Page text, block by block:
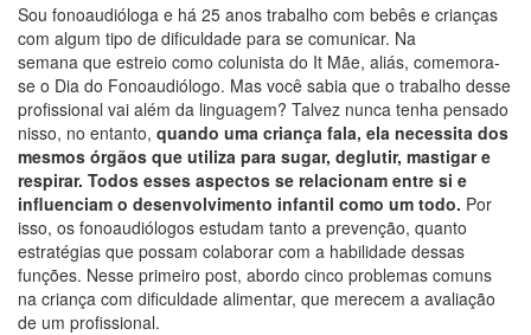
Sou fonoaudióloga e há 25 anos trabalho com bebês e crianças
com algum tipo de dificuldade para se comunicar. Na
semana que estreio como colunista do It Mãe, aliás, comemora-
se o Dia do Fonoaudiólogo. Mas você sabia que o trabalho desse
profissional vai além da linguagem? Talvez nunca tenha pensado
nisso, no entanto, quando uma criança fala, ela necessita dos
mesmos órgãos que utiliza para sugar, deglutir, mastigar e
respirar. Todos esses aspectos se relacionam entre si e
influenciam o desenvolvimento infantil como um todo. Por
isso, os fonoaudiólogos estudam tanto a prevenção, quanto
estratégias que possam colaborar com a habilidade dessas
funções. Nesse primeiro post, abordo cinco problemas comuns
na criança com dificuldade alimentar, que merecem a avaliação
de um profissional.